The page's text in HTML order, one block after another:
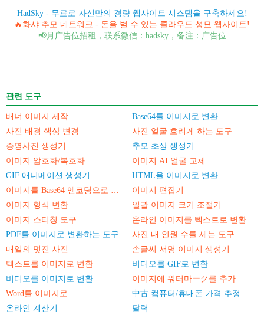
HadSky - 무료로 자신만의 경량 웹사이트 시스템을 구축하세요!
🔥화샤 추모 네트워크 - 돈을 벌 수 있는 클라우드 성묘 웹사이트!
📢月广告位招租，联系微信：hadsky，备注：广告位
관련 도구
배너 이미지 제작
Base64를 이미지로 변환
사진 배경 색상 변경
사진 얼굴 흐리게 하는 도구
증명사진 생성기
추모 초상 생성기
이미지 암호화/복호화
이미지 AI 얼굴 교체
GIF 애니메이션 생성기
HTML을 이미지로 변환
이미지를 Base64 엔코딩으로 변환
이미지 편집기
이미지 형식 변환
일괄 이미지 크기 조절기
이미지 스티칭 도구
온라인 이미지를 텍스트로 변환
PDF를 이미지로 변환하는 도구
사진 내 인원 수를 세는 도구
매일의 멋진 사진
손글씨 서명 이미지 생성기
텍스트를 이미지로 변환
비디오를 GIF로 변환
비디오를 이미지로 변환
이미지에 워터마ーク를 추가
Word를 이미지로
中古 컴퓨터/휴대폰 가격 추정
온라인 계산기
달력